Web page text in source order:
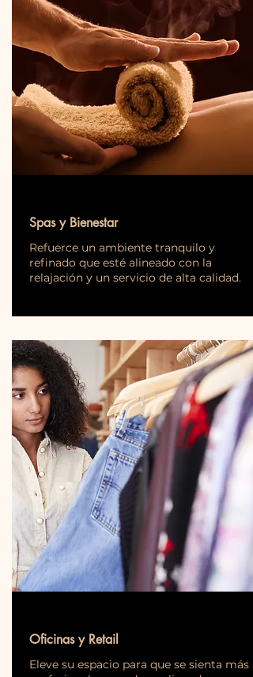
Spas y Bienestar
Refuerce un ambiente tranquilo y
refinado que esté alineado con la
relajación y un servicio de alta calidad.
Oficinas y Retail
Eleve su espacio para que se sienta más